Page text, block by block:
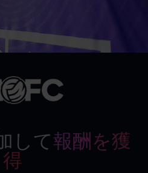
して報酬を獲
得